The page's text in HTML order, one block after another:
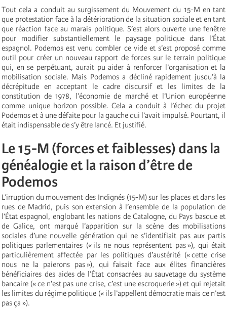
Tout cela a conduit au surgissement du Mouvement du 15-M en tant
que protestation face à la détérioration de la situation sociale et en tant
que réaction face au marais politique. S’est alors ouverte une fenêtre
pour modifier substantiellement le paysage politique dans l’État
espagnol. Podemos est venu combler ce vide et s’est proposé comme
outil pour créer un nouveau rapport de forces sur le terrain politique
qui, en se perpétuant, aurait pu aider à renforcer l’organisation et la
mobilisation sociale. Mais Podemos a décliné rapidement jusqu’à la
décrépitude en acceptant le cadre discursif et les limites de la
constitution de 1978, l’économie de marché et l’Union européenne
comme unique horizon possible. Cela a conduit à l’échec du projet
Podemos et à une défaite pour la gauche qui l’avait impulsé. Pourtant, il
était indispensable de s’y être lancé. Et justifié.
Le 15-M (forces et faiblesses) dans la
généalogie et la raison d’être de
Podemos
L’irruption du mouvement des Indignés (15-M) sur les places et dans les
rues de Madrid, puis son extension à l’ensemble de la population de
l’État espagnol, englobant les nations de Catalogne, du Pays basque et
de Galice, ont marqué l’apparition sur la scène des mobilisations
sociales d’une nouvelle génération qui ne s’identifiait pas aux partis
politiques parlementaires (« ils ne nous représentent pas »), qui était
particulièrement affectée par les politiques d’austérité (« cette crise
nous ne la paierons pas »), qui faisait face aux élites financières
bénéficiaires des aides de l’État consacrées au sauvetage du système
bancaire (« ce n’est pas une crise, c’est une escroquerie ») et qui rejetait
les limites du régime politique (« ils l’appellent démocratie mais ce n’est
pas ça »).